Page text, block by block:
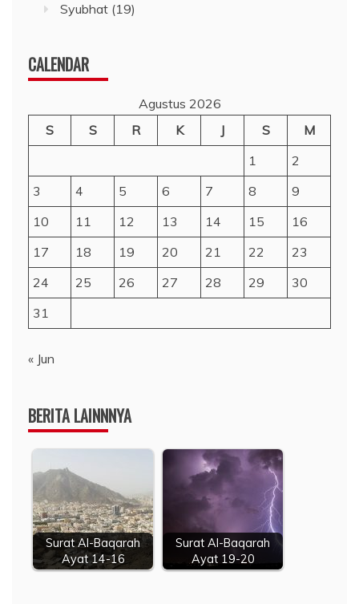
Syubhat (19)
CALENDAR
Agustus 2026
S
S R K J S
M
1
2
3
4 5 6 7 8
9
10
11 12 13 14 15
16
17
18 19 20 21 22
23
24
25 26 27 28 29
30
31
« Jun
BERITA LAINNNYA
Surat Al-Baqarah
Ayat 14-16
Surat Al-Baqarah
Ayat 19-20